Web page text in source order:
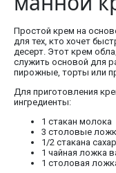
Простой крем на
для тех, кто хочет
десерт. Этот крем
служить основой для
пирожные, торты или
Для приготовления
ингредиенты:
1 стакан молока
3 столовые
1/2 стакана
1 чайная ложка
1 столовая